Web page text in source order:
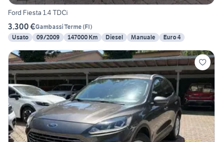
Ford Fiesta 1.4 TDCi
3.300 €Gambassi Terme(FI)
Usato
09/2009 147000 Km Diesel Manuale Euro 4